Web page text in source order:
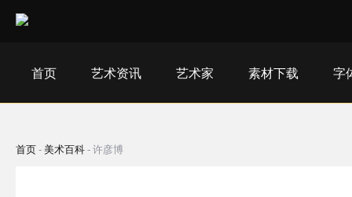
首页 艺术资讯 艺术家 素材下载 字
首页 - 美术百科 - 许彦博